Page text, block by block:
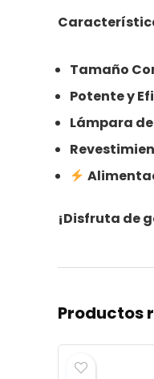
Tamaño
Potente y
Lámpara
¡Disfruta de
Productos